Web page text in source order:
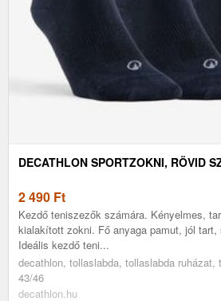
DECATHLON SPORTZOKNI, RÖVID
2 490 Ft
Kezdő teniszezők számára. Kényelmes,
kialakított zokni. Fő anyaga pamut, jól
Ideális kezdő teni...
decathlon, tollaslabda, tollaslabda ruházat,
43/46
decathlon.hu